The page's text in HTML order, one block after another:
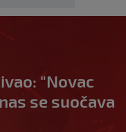
"Novac
se suočava